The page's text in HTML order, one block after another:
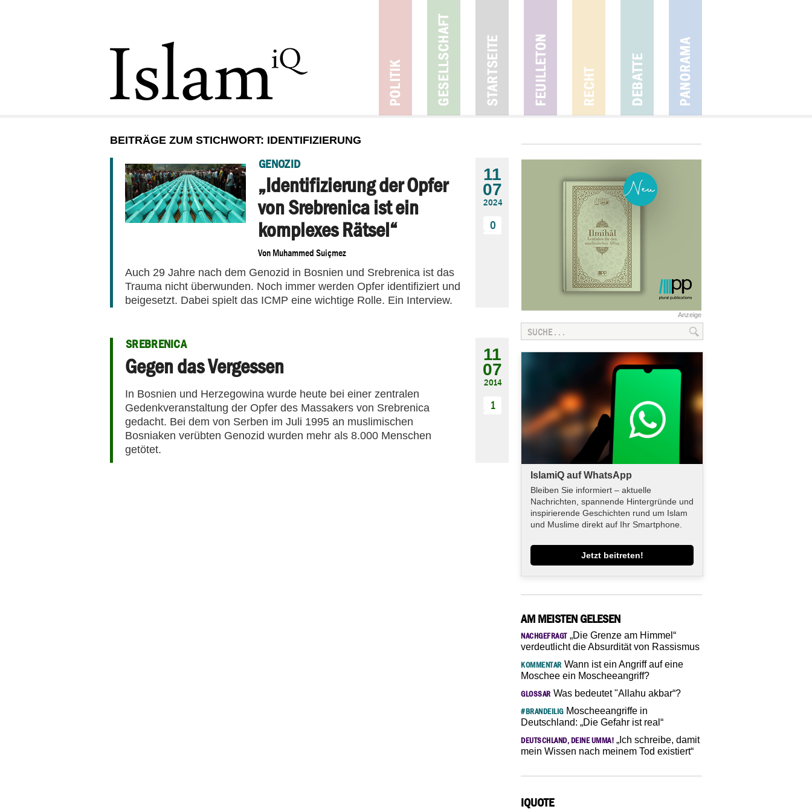
BEITRÄGE ZUM STICHWORT: IDENTIFIZIERUNG
GENOZID
„Identifizierung der Opfer
von Srebrenica ist ein
komplexes Rätsel“
Von Muhammed Suiçmez
Auch 29 Jahre nach dem Genozid in Bosnien und Srebrenica ist das
Trauma nicht überwunden. Noch immer werden Opfer identifiziert und
beigesetzt. Dabei spielt das ICMP eine wichtige Rolle. Ein Interview.
11
07
2024
0
SREBRENICA
Gegen das Vergessen
In Bosnien und Herzegowina wurde heute bei einer zentralen
Gedenkveranstaltung der Opfer des Massakers von Srebrenica
gedacht. Bei dem von Serben im Juli 1995 an muslimischen
Bosniaken verübten Genozid wurden mehr als 8.000 Menschen
getötet.
11
07
2014
1
Anzeige
IslamiQ auf WhatsApp
Bleiben Sie informiert – aktuelle
Nachrichten, spannende Hintergründe und
inspirierende Geschichten rund um Islam
und Muslime direkt auf Ihr Smartphone.
Jetzt beitreten!
AM MEISTEN GELESEN
NACHGEFRAGT„Die Grenze am Himmel“
verdeutlicht die Absurdität von Rassismus
KOMMENTAR Wann ist ein Angriff auf eine
Moschee ein Moscheeangriff?
GLOSSAR Was bedeutet "Allahu akbar“?
#BRANDEILIGMoscheeangriffe in
Deutschland: „Die Gefahr ist real“
DEUTSCHLAND, DEINE UMMA! „Ich schreibe, damit
mein Wissen nach meinem Tod existiert“
IQUOTE